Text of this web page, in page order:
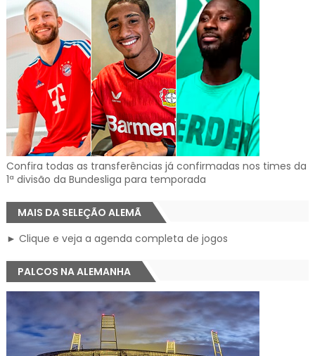
Confira todas as transferências já confirmadas nos times da
1ª divisão da Bundesliga para temporada
MAIS DA SELEÇÃO ALEMÃ
► Clique e veja a agenda completa de jogos
PALCOS NA ALEMANHA